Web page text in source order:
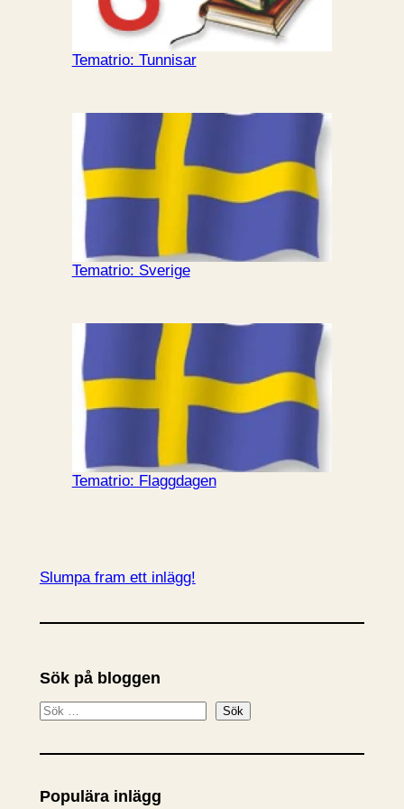
Tematrio: Tunnisar
Tematrio: Sverige
Tematrio: Flaggdagen
Slumpa fram ett inlägg!
Sök på bloggen
S
k
Sök
Populära inlägg